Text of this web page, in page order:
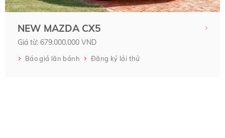
NEW MAZDA CX5
Giá từ: 679.000.000 VND
Báo giá lăn bánh Đăng ký lái thử